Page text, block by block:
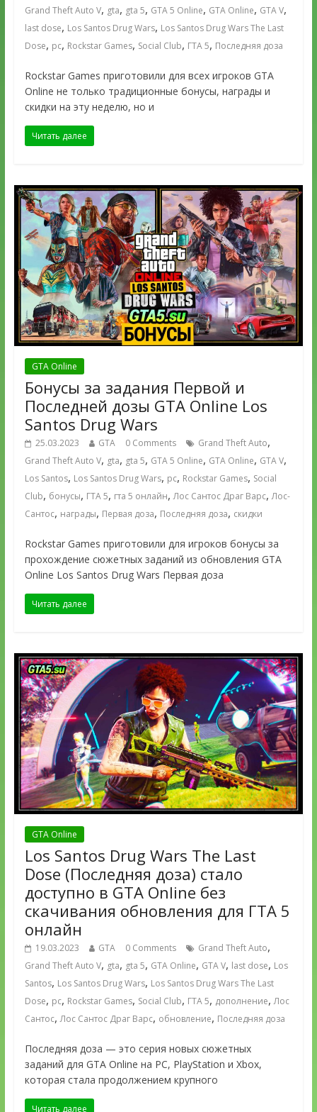
Grand Theft Auto V, gta, gta 5, GTA 5 Online, GTA Online, GTA V,
last dose, Los Santos Drug Wars, Los Santos Drug Wars The Last
Dose, pc, Rockstar Games, Social Club, ГТА 5, Последняя доза
Rockstar Games приготовили для всех игроков GTA
Online не только традиционные бонусы, награды и
скидки на эту неделю, но и
Читать далее
GTA Online
Бонусы за задания Первой и
Последней дозы GTA Online Los
Santos Drug Wars
25.03.2023 GTA 0 Comments Grand Theft Auto,
Grand Theft Auto V, gta, gta 5, GTA 5 Online, GTA Online, GTA V,
Los Santos, Los Santos Drug Wars, pc, Rockstar Games, Social
Club, бонусы, ГТА 5, гта 5 онлайн,Лос Сантос Драг Варс,Лос-
Сантос, награды, Первая доза, Последняя доза, скидки
Rockstar Games приготовили для игроков бонусы за
прохождение сюжетных заданий из обновления GTA
Online Los Santos Drug Wars Первая доза
Читать далее
GTA Online
Los Santos Drug Wars The Last
Dose (Последняя доза) стало
доступно в GTA Online без
скачивания обновления для ГТА 5
онлайн
19.03.2023 GTA 0 Comments Grand Theft Auto,
Grand Theft Auto V, gta, gta 5, GTA Online, GTA V, last dose, Los
Santos, Los Santos Drug Wars, Los Santos Drug Wars The Last
Dose, pc, Rockstar Games, Social Club, ГТА 5, дополнение,Лос
Сантос,Лос Сантос Драг Варс, обновление, Последняя доза
Последняя доза — это серия новых сюжетных
заданий для GTA Online на PC, PlayStation и Xbox,
которая стала продолжением крупного
Читать далее